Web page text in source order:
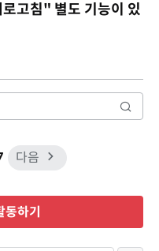
고침" 별도 기능이 있
다음
하기